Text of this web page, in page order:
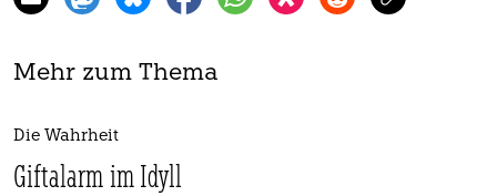
Mehr zum Thema
Die Wahrheit
Giftalarm im Idyll